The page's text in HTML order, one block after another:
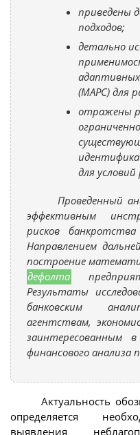
приведены
подходов;
детально
адаптивных
(МАРС) для
отражены
для условий
Проведенный
эффективным
рисков
Направлением
построение
дефолта
Результаты
банковским
агентствам,
заинтересованным
финансового анализа
Актуальность
определяется
выявления